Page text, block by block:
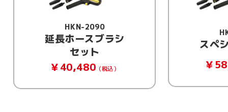
HKN-2090
スペシャルセット
￥58,630 （税込）
標
￥